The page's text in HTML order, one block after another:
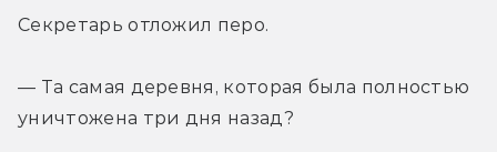
Секретарь отложил перо.
— Та самая деревня, которая была полностью
уничтожена три дня назад?